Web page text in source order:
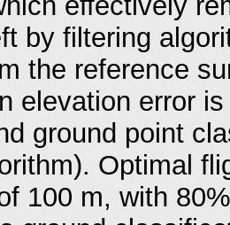
by filtering
the reference
elevation error
ground point
Optimal
100 m, with